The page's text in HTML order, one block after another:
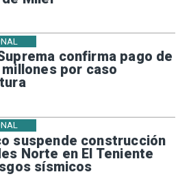
confirma pago de
millones por caso
suspende construcción
Norte en El Teniente
sísmicos